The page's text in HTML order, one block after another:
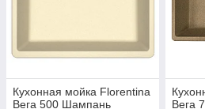
Кухонная мойка Florentina
Вега 500 Шампань
Вега